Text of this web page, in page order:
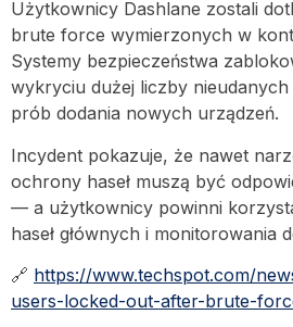
Użytkownicy Dashlane zostali
brute force wymierzonych w
Systemy bezpieczeństwa
wykryciu dużej liczby
prób dodania nowych urządzeń.
Incydent pokazuje, że nawet
ochrony haseł muszą być
— a użytkownicy powinni
haseł głównych i monitorowania
🔗 https://www.techspot.com/
users-locked-out-after-brute-